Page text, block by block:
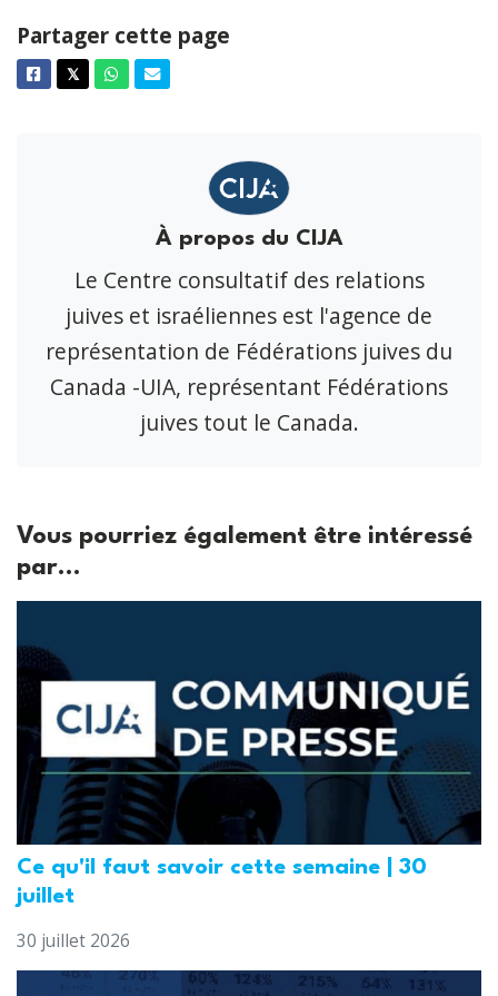
Partager cette page
Facebook
𝕏TwitterWhatsappCourriel
À propos du CIJA
Le Centre consultatif des relations
juives et israéliennes est l'agence de
représentation de Fédérations juives du
Canada -UIA, représentant Fédérations
juives tout le Canada.
Vous pourriez également être intéressé
par...
Ce qu'il faut savoir cette semaine | 30
juillet
30 juillet 2026